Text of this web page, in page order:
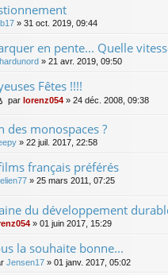
» 31 oct. 2019, 09:44
en pente... Quelle
» 21 avr. 2019, 09:50
Fêtes !!!!
par lorenz054 » 24 déc. 2008, 09:38
des monospaces ?
» 22 juil. 2017, 22:58
français préférés
» 25 mars 2011, 07:25
du développement
» 01 juin 2017, 15:29
la souhaite bonne...
Jensen17 » 01 janv. 2017, 05:02